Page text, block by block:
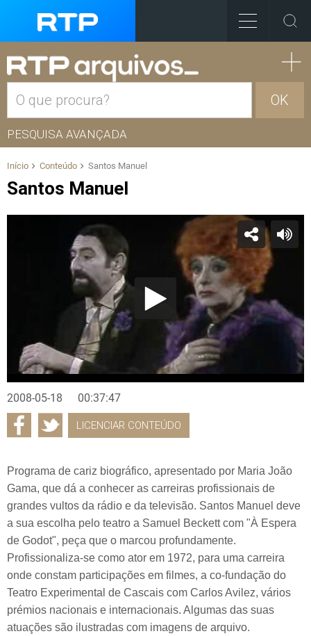
OK
PESQUISA AVANÇADA
Início Conteúdo Santos Manuel
Santos Manuel
2008-05-18 00:37:47
LICENCIAR CONTEÚDO
Programa de cariz biográfico, apresentado por Maria João
Gama, que dá a conhecer as carreiras profissionais de
grandes vultos da rádio e da televisão. Santos Manuel deve
a sua escolha pelo teatro a Samuel Beckett com "À Espera
de Godot", peça que o marcou profundamente.
Profissionaliza-se como ator em 1972, para uma carreira
onde constam participações em filmes, a co-fundação do
Teatro Experimental de Cascais com Carlos Avilez, vários
prémios nacionais e internacionais. Algumas das suas
atuações são ilustradas com imagens de arquivo.